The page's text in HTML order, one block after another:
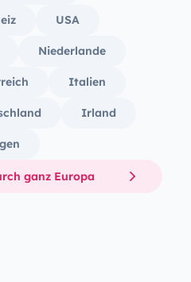
USA
Niederlande
Italien
Irland
ganz Europa